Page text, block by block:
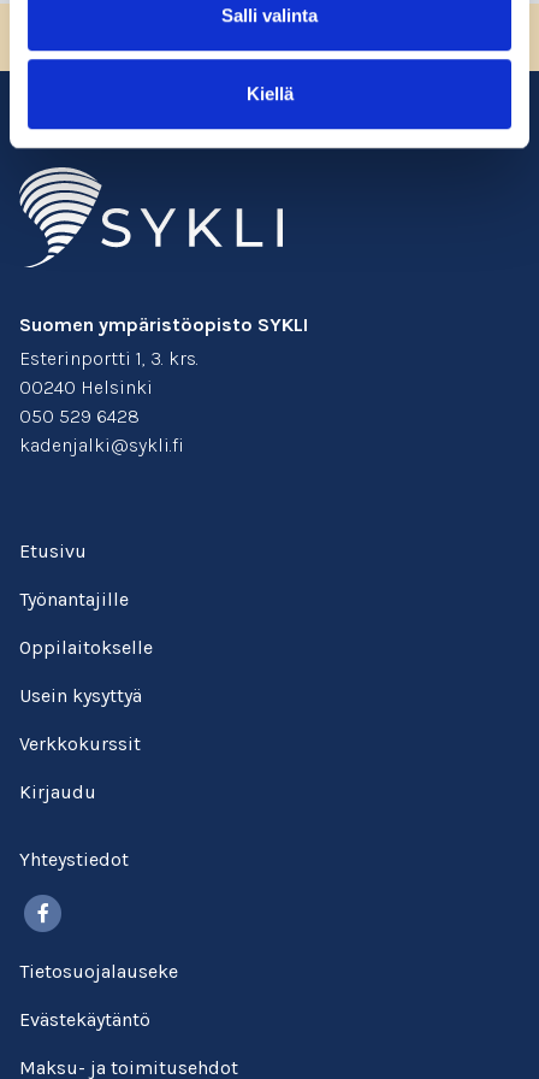
Salli valinta
Kiellä
Suomen ympäristöopisto SYKLI
Esterinportti 1, 3. krs.
00240 Helsinki
050 529 6428
kadenjalki@sykli.fi
Etusivu
Työnantajille
Oppilaitokselle
Usein kysyttyä
Verkkokurssit
Kirjaudu
Yhteystiedot
Tietosuojalauseke
Evästekäytäntö
Maksu- ja toimitusehdot